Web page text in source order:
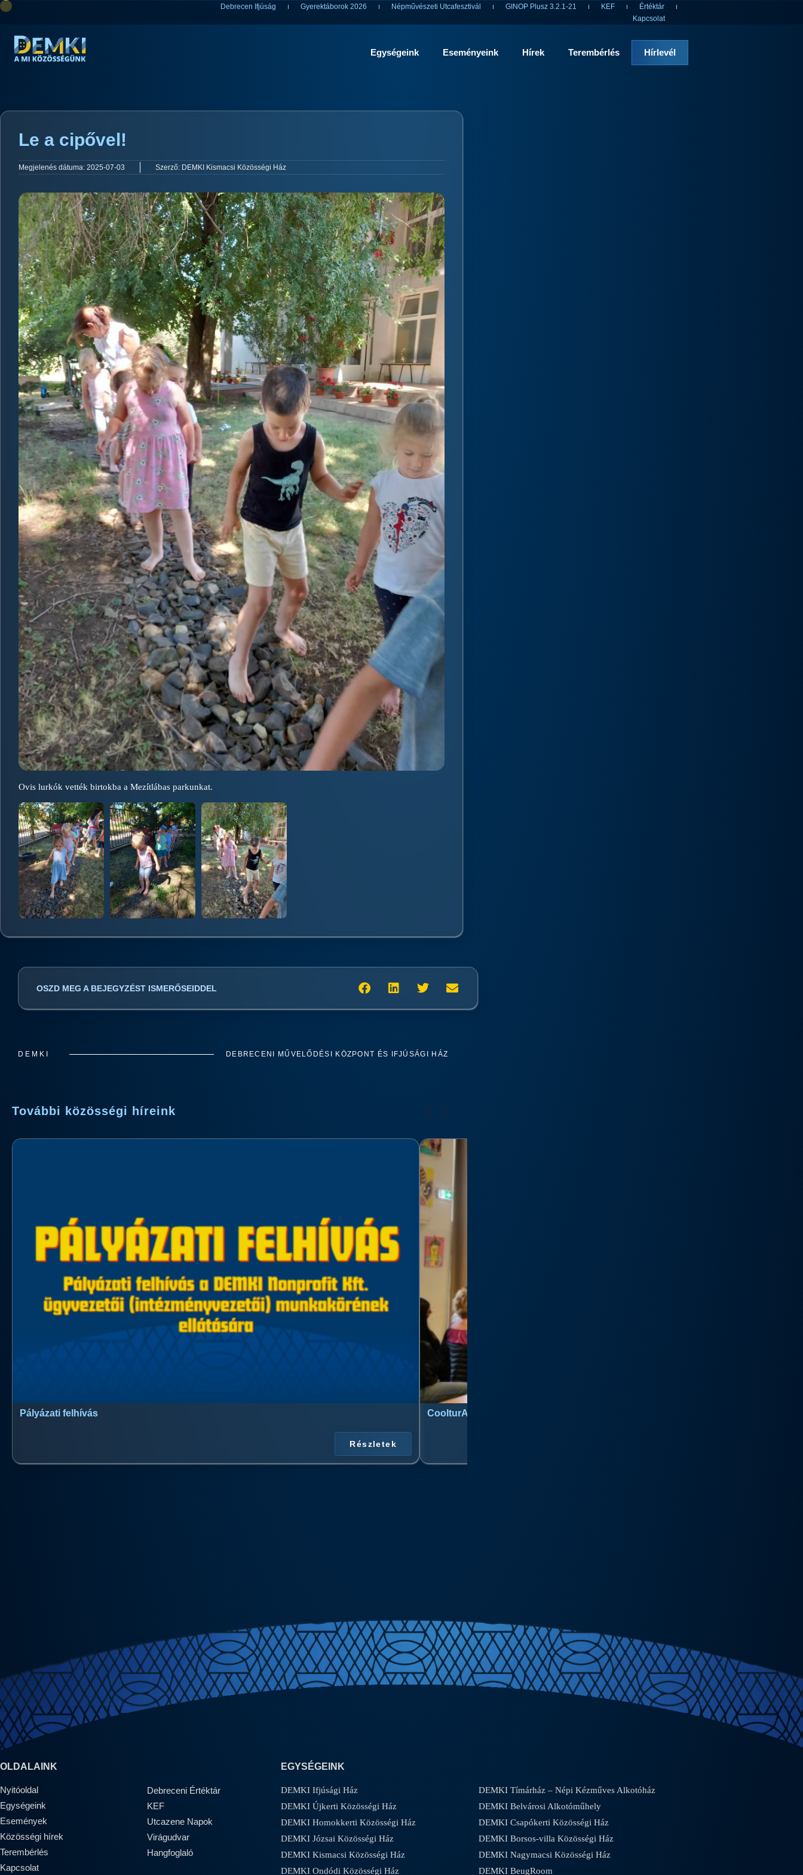
Debrecen Ifjúság Gyerektáborok 2026 Népművészeti Utcafesztivál GINOP Plusz 3.2.1-21 KEF
Értéktár
Kapcsolat
Egységeink Eseményeink Hírek Terembérlés Hírlevél
Le a cipővel!
Megjelenés dátuma: 2025-07-03 Szerző: DEMKI Kismacsi Közösségi Ház
Ovis lurkók vették birtokba a Mezítlábas parkunkat.
OSZD MEG A BEJEGYZÉST ISMERŐSEIDDEL
DEMKI DEBRECENI MŰVELŐDÉSI KÖZPONT ÉS IFJÚSÁGI HÁZ
További közösségi híreink
Pályázati felhívás
Részletek
CoolturArt™ Licit-Day™ művészeti kiállítás és művészeti nap
OLDALAINK
Nyitóoldal
Egységeink
Események
Közösségi hírek
Terembérlés
Kapcsolat
Debreceni Értéktár
KEF
Utcazene Napok
Virágudvar
Hangfoglaló
EGYSÉGEINK
DEMKI Ifjúsági Ház
DEMKI Tímárház – Népi Kézműves Alkotóház
DEMKI Újkerti Közösségi Ház
DEMKI Belvárosi Alkotóműhely
DEMKI Homokkerti Közösségi Ház
DEMKI Csapókerti Közösségi Ház
DEMKI Józsai Közösségi Ház
DEMKI Borsos-villa Közösségi Ház
DEMKI Kismacsi Közösségi Ház
DEMKI Nagymacsi Közösségi Ház
DEMKI Ondódi Közösségi Ház
DEMKI BeugRoom